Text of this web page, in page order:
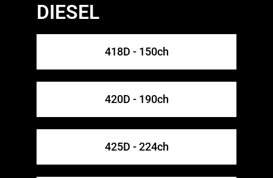
DIESEL
418D - 150ch
420D - 190ch
425D - 224ch